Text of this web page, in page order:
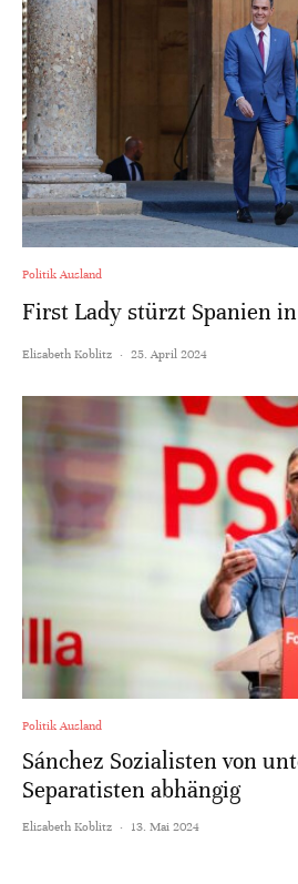
Politik Ausland
First Lady stürzt Spanien
Elisabeth Koblitz · 25. April 2024
Politik Ausland
Sánchez Sozialisten von
Separatisten abhängig
Elisabeth Koblitz · 13. Mai 2024